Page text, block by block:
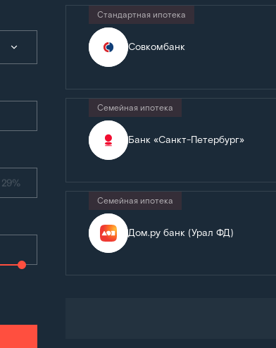
29%
Совкомбанк
Стандартная ипотека
Банк «Санкт-Петербург»
Семейная ипотека
Дом.ру банк (Урал ФД)
Семейная ипотека